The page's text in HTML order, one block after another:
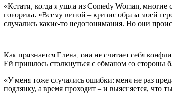
«Кстати, когда я ушла из Comedy Woman, многие
говорила: «Всему виной – кризис образа моей
случались какие-то недопонимания. Но они
Как признается Елена, она не считает себя
Ей пришлось столкнуться с обманом со стороны
«У меня тоже случались ошибки: меня не раз
подлянку, а время проходит – и выясняется, что